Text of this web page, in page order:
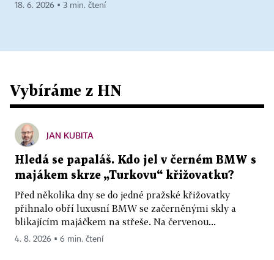
18. 6. 2026 ▪ 3 min. čtení
Vybíráme z HN
JAN KUBITA
Hledá se papaláš. Kdo jel v černém BMW s
majákem skrze „Turkovu“ křižovatku?
Před několika dny se do jedné pražské křižovatky
přihnalo obří luxusní BMW se začerněnými skly a
blikajícím majáčkem na střeše. Na červenou...
4. 8. 2026 ▪ 6 min. čtení